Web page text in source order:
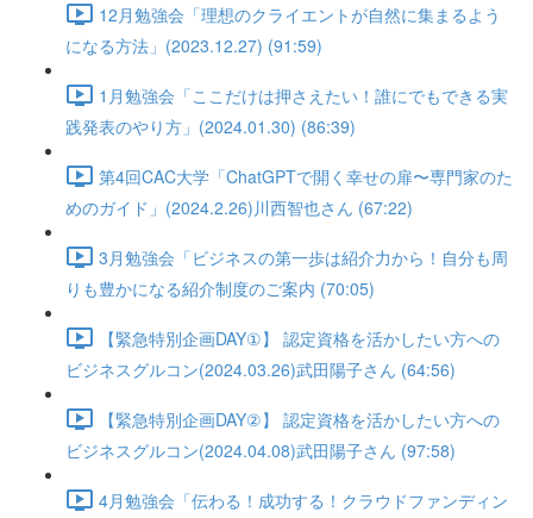
12月勉強会「理想のクライエントが自然に集まるよう
になる方法」(2023.12.27) (91:59)
1月勉強会「ここだけは押さえたい！誰にでもできる実
践発表のやり方」(2024.01.30) (86:39)
第4回CAC大学「ChatGPTで開く幸せの扉〜専門家のた
めのガイド」(2024.2.26)川西智也さん (67:22)
3月勉強会「ビジネスの第一歩は紹介力から！自分も周
りも豊かになる紹介制度のご案内 (70:05)
【緊急特別企画DAY①】 認定資格を活かしたい方への
ビジネスグルコン(2024.03.26)武田陽子さん (64:56)
【緊急特別企画DAY②】 認定資格を活かしたい方への
ビジネスグルコン(2024.04.08)武田陽子さん (97:58)
4月勉強会「伝わる！成功する！クラウドファンディン